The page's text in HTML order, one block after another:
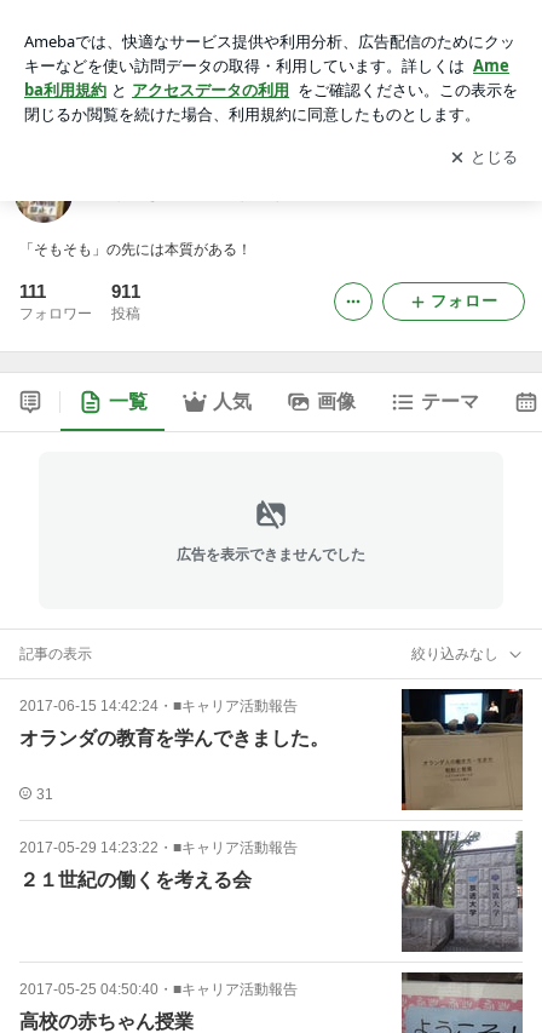
アプリをダウンロードして ブログの更新通知
を受け取りまし
ょう。
開く
「そもそも」の先には本質がある！
111
フォロワー
911
投稿
フォロー
一覧 人気 画像 テーマ
広告を表示できませんでした
記事の表示 絞り込みなし
2017-06-15 14:42:24 ・ ■キャリア活動報告
オランダの教育を学んできました。
31
2017-05-29 14:23:22 ・ ■キャリア活動報告
２１世紀の働くを考える会
2017-05-25 04:50:40 ・ ■キャリア活動報告
高校の赤ちゃん授業